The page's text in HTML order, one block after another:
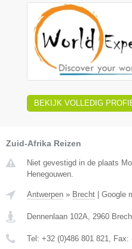
BEKIJK VOLLEDIG
Zuid-Afrika Reizen
Niet gevestigd in de plaats
Henegouwen.
Antwerpen » Brecht Google
Dennenlaan 102A 2960
Tel: +32 (0)486 801 821 , Fax: